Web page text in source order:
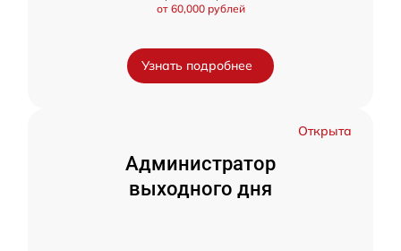
от 60,000 рублей
Узнать подробнее
Открыта
Администратор
выходного дня